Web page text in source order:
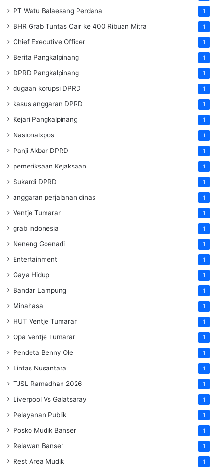
PT Watu Balaesang Perdana 1
BHR Grab Tuntas Cair ke 400 Ribuan Mitra 1
Chief Executive Officer 1
Berita Pangkalpinang 1
DPRD Pangkalpinang 1
dugaan korupsi DPRD 1
kasus anggaran DPRD 1
Kejari Pangkalpinang 1
Nasionalxpos 1
Panji Akbar DPRD 1
pemeriksaan Kejaksaan 1
Sukardi DPRD 1
anggaran perjalanan dinas 1
Ventje Tumarar 1
grab indonesia 1
Neneng Goenadi 1
Entertainment 1
Gaya Hidup 1
Bandar Lampung 1
Minahasa 1
HUT Ventje Tumarar 1
Opa Ventje Tumarar 1
Pendeta Benny Ole 1
Lintas Nusantara 1
TJSL Ramadhan 2026 1
Liverpool Vs Galatsaray 1
Pelayanan Publik 1
Posko Mudik Banser 1
Relawan Banser 1
Rest Area Mudik 1